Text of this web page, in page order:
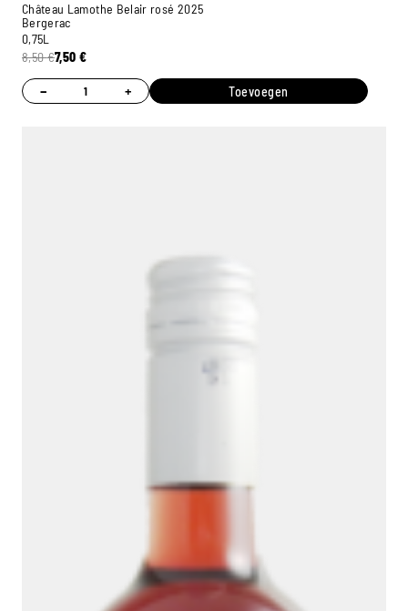
Château Lamothe Belair rosé 2025
Bergerac
0,75L
8,50€7,50 €
− + Toevoegen